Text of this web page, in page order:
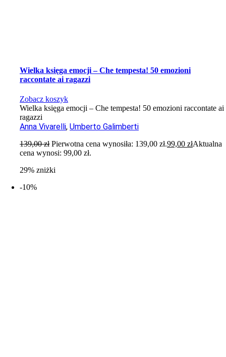
Wielka księga emocji – Che tempesta! 50 emozioni
raccontate ai ragazzi
Zobacz koszyk
Wielka księga emocji – Che tempesta! 50 emozioni raccontate ai
ragazzi
Anna Vivarelli,Umberto Galimberti
139,00zł Pierwotna cena wynosiła: 139,00 zł.99,00złAktualna
cena wynosi: 99,00 zł.
29% zniżki
-10%